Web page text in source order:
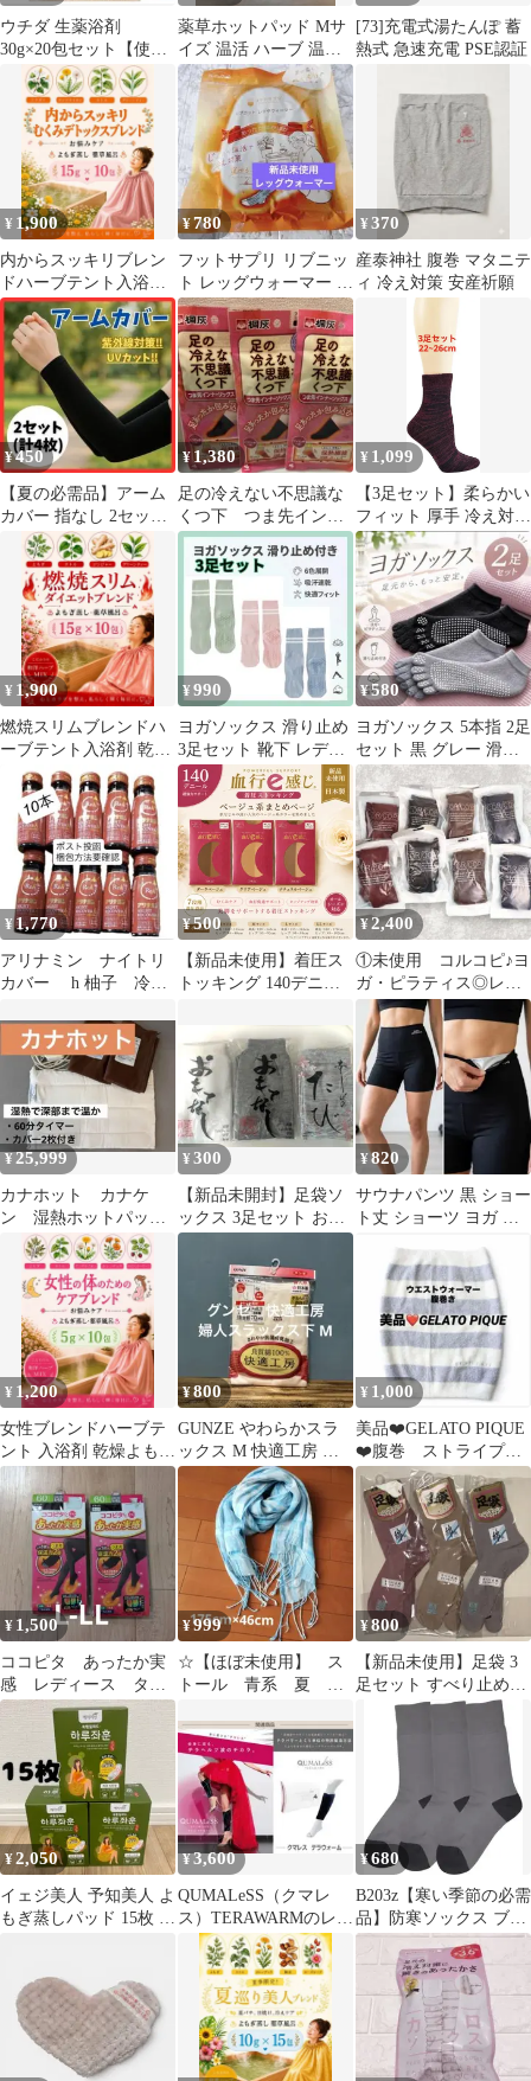
ウチダ 生薬浴剤
30g×20包セット【使用
期限2028年1月】
薬草ホットパッド Mサ
イズ 温活 ハーブ 温熱
パッド
[73]充電式湯たんぽ 蓄
熱式 急速充電 PSE認証
¥ 1,900
内からスッキリブレン
ドハーブテント入浴剤
乾燥よもぎ蒸しパック
座浴15ｇ×10p
¥780
フットサプリ リブニッ
ト レッグウォーマー 黒
2way トレンカ 温活 冷
え性
¥370
産泰神社 腹巻 マタニテ
ィ 冷え対策 安産祈願
¥450
【夏の必需品】アーム
カバー 指なし 2セット
4枚 ブラック 冷感 日焼
け 手袋
¥1,380
足の冷えない不思議な
くつ下 つま先インナ
ーソックス 3足セット
¥ 1,099
【3足セット】柔らかい
フィット 厚手 冷え対策
クッション 保温 靴下
¥ 1,900
燃焼スリムブレンドハ
ーブテント入浴剤 乾燥
よもぎ蒸しパック 座浴
15ｇ×10p
¥990
ヨガソックス 滑り止め
3足セット 靴下 レディ
ース ピラティス 吸汗速
乾
¥580
ヨガソックス 5本指 2足
セット 黒 グレー 滑り
止め ピラティス 靴下
¥1,770
アリナミン ナイトリ
カバー h 柚子 冷え
¥500
【新品未使用】着圧ス
トッキング 140デニー
むくみ対策 美脚
¥2,400
①未使用 コルコピ♪ヨ
ガ・ピラティス◎レッ
グウォーマー 4色 8足ま
とめ売り
¥25,999
カナホット カナケ
ン 湿熱ホットパッ
ク 美品
¥300
【新品未開封】足袋ソ
ックス 3足セット おも
てなし足袋 和装 和風
¥820
サウナパンツ 黒 ショー
ト丈 ショーツ ヨガ フ
ウェア
¥ 1,200
女性ブレンドハーブテ
ント 入浴剤 乾燥よもぎ
×10p
¥800
GUNZE やわらかスラ
ックス M 快適工房 新
品 レディース ベージュ
¥ 1,000
美品❤️GELATO PIQUE
❤️腹巻 ストライプ
ジェラピケ ウエスト
ウォーマー
¥ 1,500
ココピタ あったか実
感 レディース タイ
ツ
¥999
☆【ほぼ未使用】 ス
トール 青系 夏 日
爽やか 涼しげ
¥800
【新品未使用】足袋 3
足セット すべり止め付
綿混 22-24cm
¥2,050
イェジ美人 予知美人 よ
もぎ蒸しパッド 15枚 温
¥3,600
QUMALeSS（クマレ
ス）TERAWARMのレッ
グウォーマー
¥680
B203z【寒い季節の必需
品】防寒ソックス ブラ
ック 3足セット 遠赤外
線発熱糸